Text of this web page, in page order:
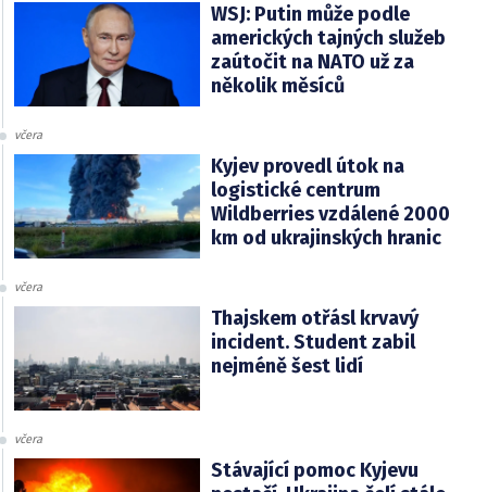
WSJ: Putin může podle
amerických tajných služeb
zaútočit na NATO už za
několik měsíců
včera
Kyjev provedl útok na
logistické centrum
Wildberries vzdálené 2000
km od ukrajinských hranic
včera
Thajskem otřásl krvavý
incident. Student zabil
nejméně šest lidí
včera
Stávající pomoc Kyjevu